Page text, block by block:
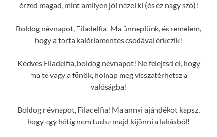
érzed magad, mint amilyen jól nézel ki (és ez nagy szó)!
Boldog névnapot, Filadelfia! Ma ünneplünk, és remélem,
hogy a torta kalóriamentes csodával érkezik!
Kedves Filadelfia, boldog névnapot! Ne felejtsd el, hogy
ma te vagy a főnök, holnap meg visszatérhetsz a
valóságba!
Boldog névnapot, Filadelfia! Ma annyi ajándékot kapsz,
hogy egy hétig nem tudsz majd kijönni a lakásból!